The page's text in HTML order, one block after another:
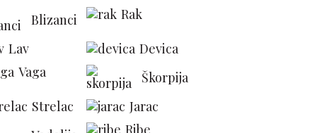
proteina može
ozbiljno da utiče na
9 znakova koje
trebalo da ignorišete
Blizanci
Rak
Lav
Devica
Vaga
Škorpija
Strelac
Jarac
Ribe